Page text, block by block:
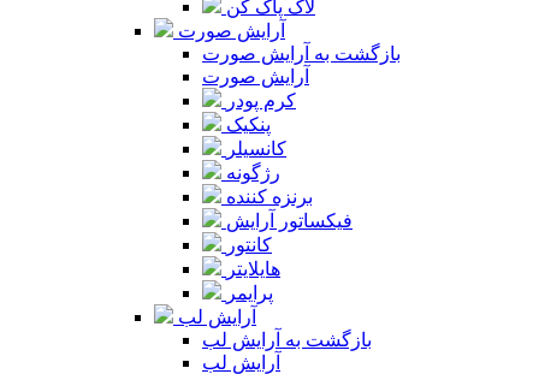
لاک پاک کن
آرایش صورت
بازگشت به آرایش صورت
آرایش صورت
کرم پودر
پنکیک
کانسیلر
رژگونه
برنزه کننده
فیکساتور آرایش
کانتور
هایلایتر
پرایمر
آرایش لب
بازگشت به آرایش لب
آرایش لب